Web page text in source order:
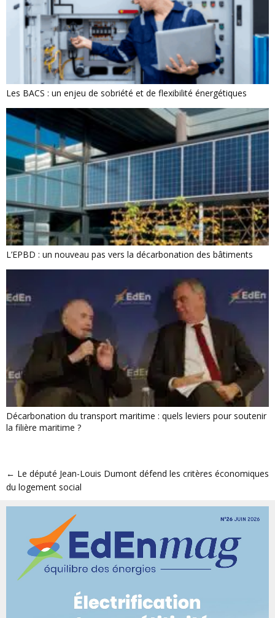
Les BACS : un enjeu de sobriété et de flexibilité énergétiques
L’EPBD : un nouveau pas vers la décarbonation des bâtiments
Décarbonation du transport maritime : quels leviers pour soutenir
la filière maritime ?
← Le député Jean-Louis Dumont défend les critères économiques
du logement social